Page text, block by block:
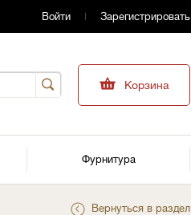
Войти Зарегистрировать
Корзина
Фурнитура
Вернуться в раздел